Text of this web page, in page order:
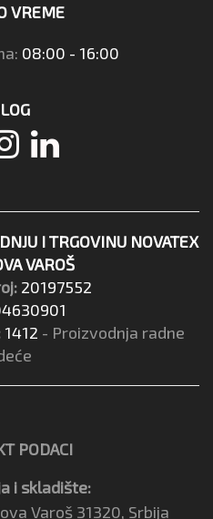
VREME
08:00 - 16:00
I TRGOVINU NOVATEX
VAROŠ
20197552
1412 - Proizvodnja radne
PODACI
i skladište:
Varoš 31320, Srbija